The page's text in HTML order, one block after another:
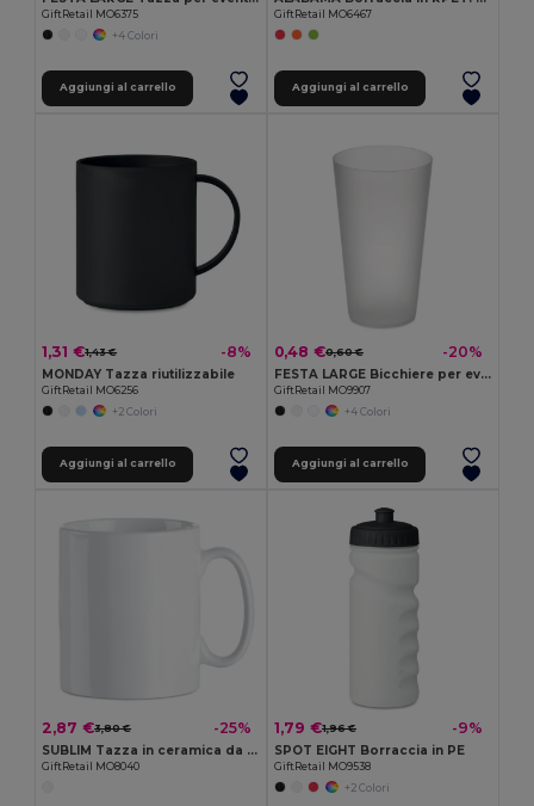
GiftRetail MO6375
+4 Colori
Aggiungi al carrello
GiftRetail MO6467
Aggiungi al carrello
1,31 €1,43 € -8%
MONDAY Tazza riutilizzabile
GiftRetail MO6256
+2 Colori
Aggiungi al carrello
0,48 €0,60 € -20%
FESTA LARGE Bicchiere per eventi 500ml
GiftRetail MO9907
+4 Colori
Aggiungi al carrello
2,87 €3,80 € -25%
SUBLIM Tazza in ceramica da 300 ml
GiftRetail MO8040
1,79 €1,96 € -9%
SPOT EIGHT Borraccia in PE
GiftRetail MO9538
+2 Colori